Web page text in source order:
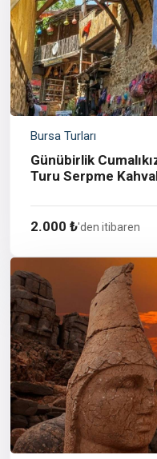
Bursa Turları
Günübirlik
Turu Serpme
2.000 ₺'den itibaren